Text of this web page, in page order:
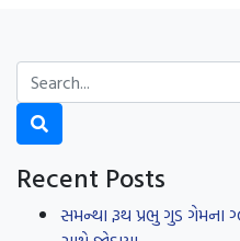
Recent Posts
સમન્થા રૂથ પ્રભુ ગુડ